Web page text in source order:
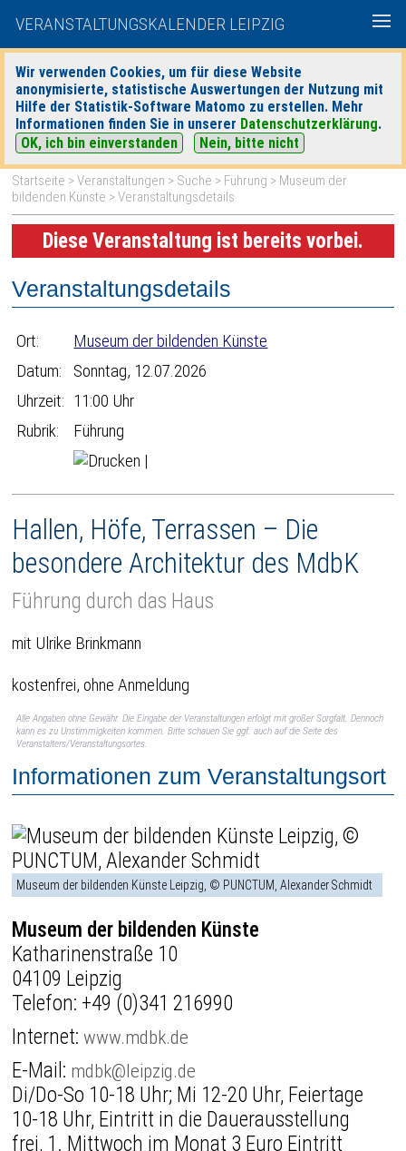
VERANSTALTUNGSKALENDER LEIPZIG
Wir verwenden Cookies, um für diese Website
anonymisierte, statistische Auswertungen der Nutzung mit
Hilfe der Statistik-Software Matomo zu erstellen. Mehr
Informationen finden Sie in unserer Datenschutzerklärung.
OK, ich bin einverstanden
Nein, bitte nicht
heute|morgen| Detaillierte Suche
Startseite >Veranstaltungen > Suche > Führung > Museum der
bildenden Künste > Veranstaltungsdetails
Diese Veranstaltung ist bereits vorbei.
Veranstaltungsdetails
Ort:
Museum der bildenden Künste
Datum:
Sonntag, 12.07.2026
Uhrzeit: 11:00 Uhr
Rubrik:
Führung
|
Hallen, Höfe, Terrassen – Die
besondere Architektur des MdbK
Führung durch das Haus
mit Ulrike Brinkmann
kostenfrei, ohne Anmeldung
Alle Angaben ohne Gewähr. Die Eingabe der Veranstaltungen erfolgt mit großer Sorgfalt. Dennoch
kann es zu Unstimmigkeiten kommen. Bitte schauen Sie ggf. auch auf die Seite des
Veranstalters/Veranstaltungsortes.
Informationen zum Veranstaltungsort
Museum der bildenden Künste Leipzig, © PUNCTUM, Alexander Schmidt
Museum der bildenden Künste
Katharinenstraße 10
04109 Leipzig
Telefon: +49 (0)341 216990
Internet:www.mdbk.de
E-Mail: mdbk@leipzig.de
Di/Do-So 10-18 Uhr; Mi 12-20 Uhr, Feiertage
10-18 Uhr, Eintritt in die Dauerausstellung
frei, 1. Mittwoch im Monat 3 Euro Eintritt